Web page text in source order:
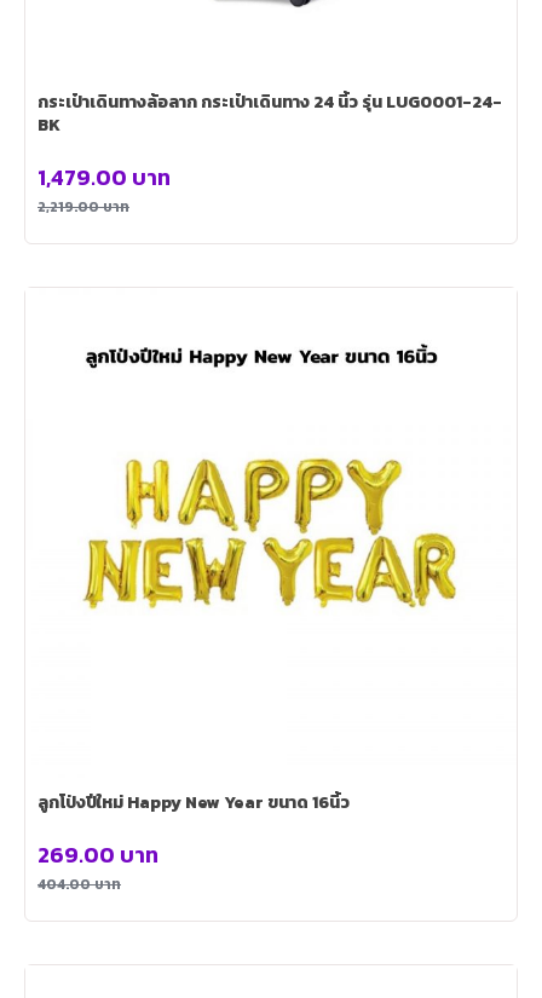
กระเป๋าเดินทางล้อลาก กระเป๋าเดินทาง 24 นิ้ว รุ่น LUG0001-24-
BK
2,219.00บาท
1,479.00 บาท
ลูกโป่งปีใหม่ Happy New Year ขนาด 16นิ้ว
404.00บาท
269.00 บาท